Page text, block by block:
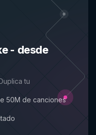
- desde
tu
50M de canciones